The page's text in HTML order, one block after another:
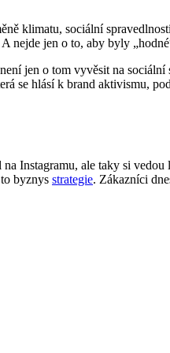
klimatu, sociální
jen o to, aby byly
jen o tom vyvěsit na sociální
á se hlásí k brand aktivismu,
Instagramu, ale taky si
byznys strategie. Zákazníci